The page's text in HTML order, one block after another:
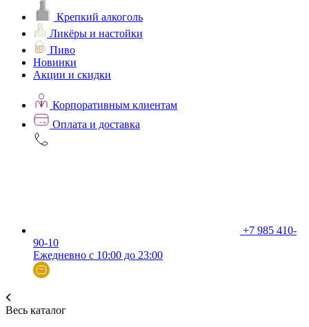
Крепкий алкоголь
Ликёры и настойки
Пиво
Новинки
Акции и скидки
Корпоративным клиентам
Оплата и доставка
+7 985 410-
90-10
Ежедневно с 10:00 до 23:00
Весь каталог